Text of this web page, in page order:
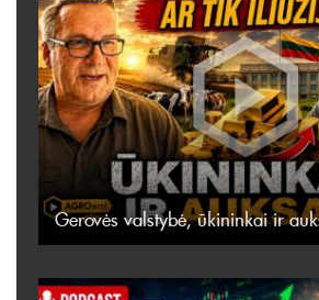
Gerovės valstybė, ūkininkai ir